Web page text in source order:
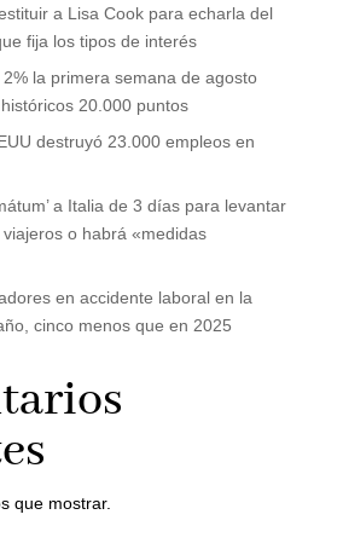
a Lisa Cook para echarla del
fija los tipos de interés
la primera semana de agosto
20.000 puntos
destruyó 23.000 empleos en
a Italia de 3 días para levantar
o habrá «medidas
en accidente laboral en la
cinco menos que en 2025
que mostrar.